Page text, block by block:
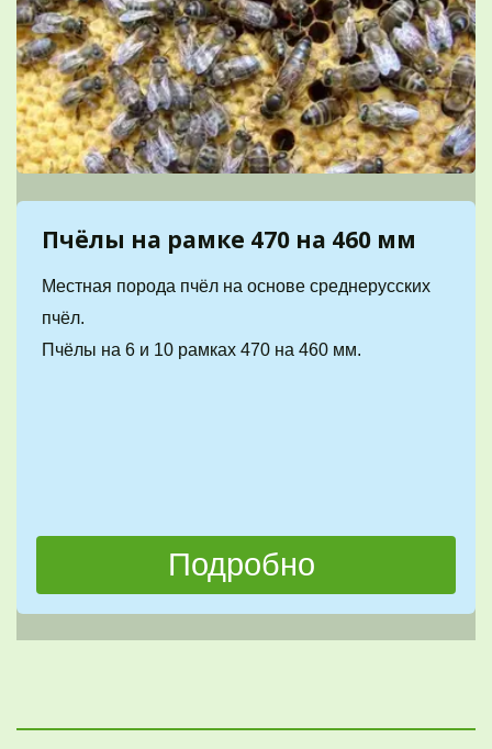
Пчёлы на рамке 470 на 460 мм
Местная порода пчёл на основе среднерусских
пчёл.
Пчёлы на 6 и 10 рамках 470 на 460 мм.
Подробно